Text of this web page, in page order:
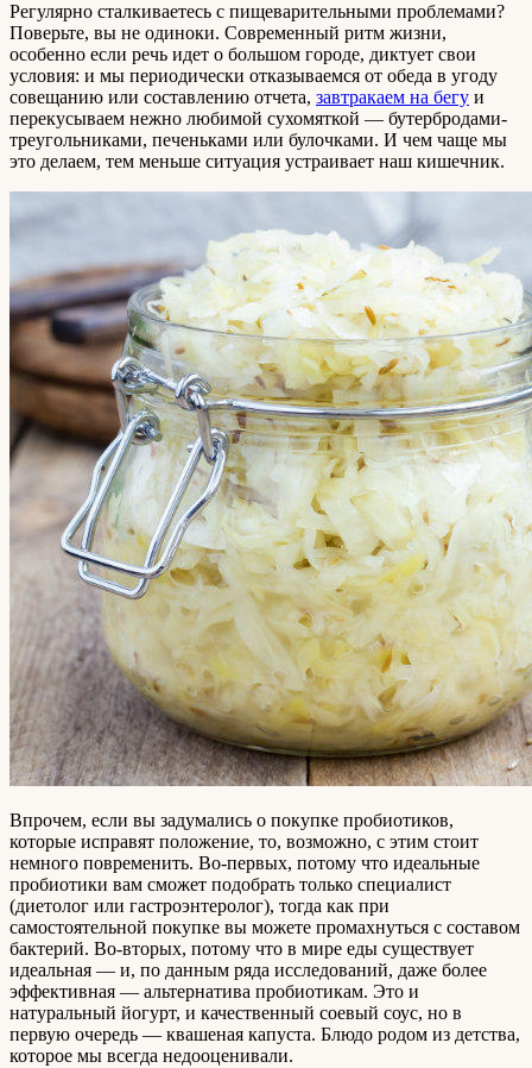
Регулярно сталкиваетесь с пищеварительными проблемами?
Поверьте, вы не одиноки. Современный ритм жизни,
особенно если речь идет о большом городе, диктует свои
условия: и мы периодически отказываемся от обеда в угоду
совещанию или составлению отчета, завтракаем на бегу и
перекусываем нежно любимой сухомяткой — бутербродами-
треугольниками, печеньками или булочками. И чем чаще мы
это делаем, тем меньше ситуация устраивает наш кишечник.
Впрочем, если вы задумались о покупке пробиотиков,
которые исправят положение, то, возможно, с этим стоит
немного повременить. Во-первых, потому что идеальные
пробиотики вам сможет подобрать только специалист
(диетолог или гастроэнтеролог), тогда как при
самостоятельной покупке вы можете промахнуться с составом
бактерий. Во-вторых, потому что в мире еды существует
идеальная — и, по данным ряда исследований, даже более
эффективная — альтернатива пробиотикам. Это и
натуральный йогурт, и качественный соевый соус, но в
первую очередь — квашеная капуста. Блюдо родом из детства,
которое мы всегда недооценивали.